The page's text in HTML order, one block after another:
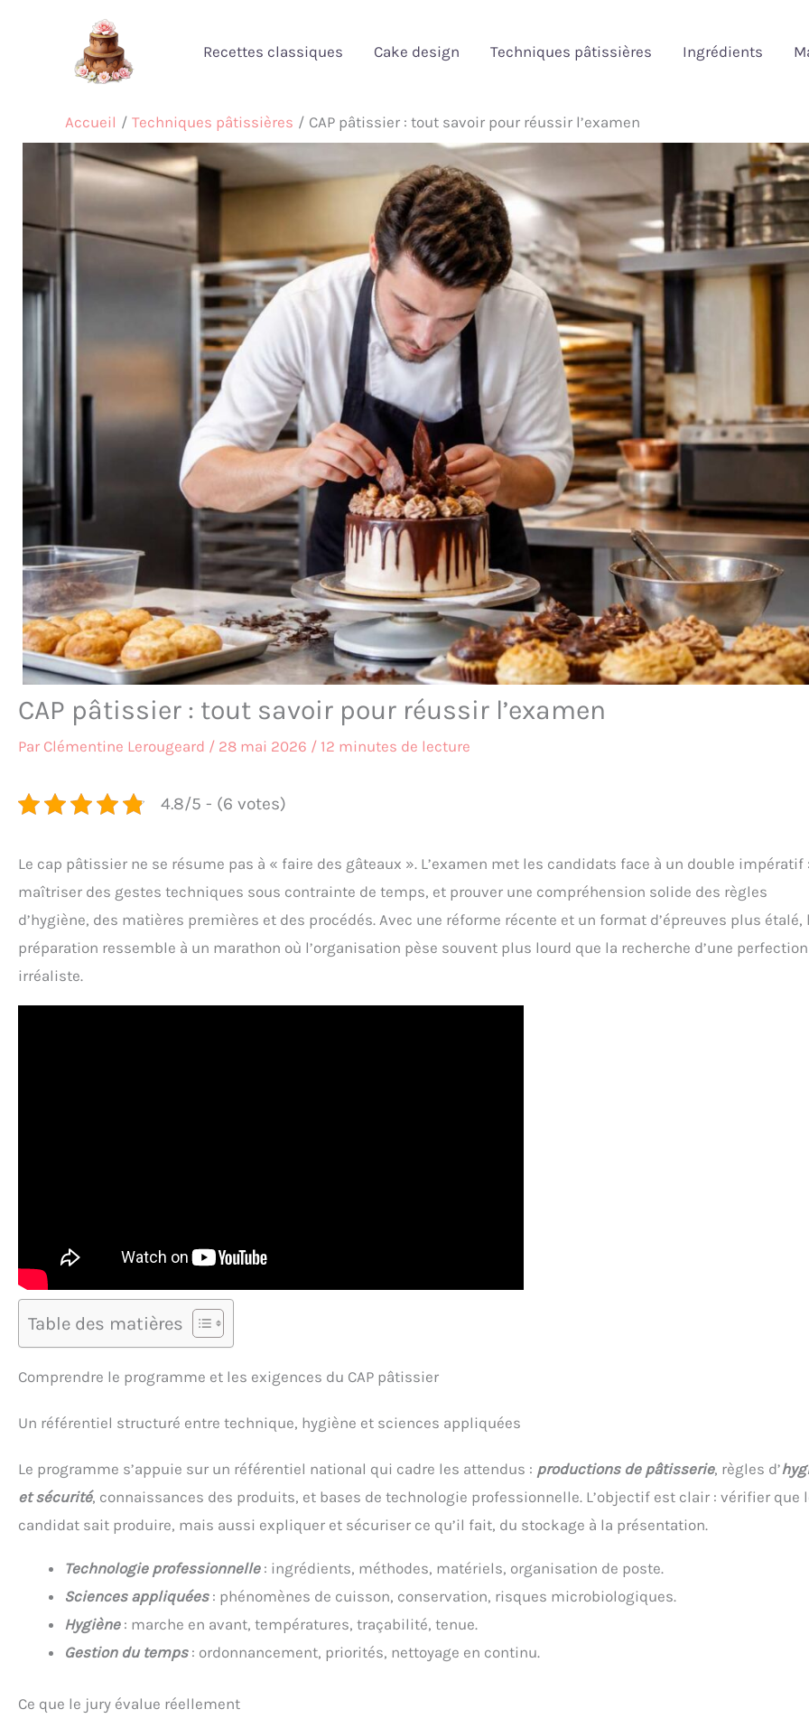
Recettes classiques Cake design Techniques pâtissières Ingrédients
Accueil Techniques pâtissières CAP pâtissier : tout savoir pour réussir l’examen
CAP pâtissier : tout savoir pour réussir l’examen
Par Clémentine Lerougeard / 28 mai 2026 / 12 minutes de lecture
4.8/5 - (6 votes)
Le cap pâtissier ne se résume pas à « faire des gâteaux ». L’examen met les candidats face à un double impératif :
maîtriser des gestes techniques sous contrainte de temps, et prouver une compréhension solide des règles
d’hygiène, des matières premières et des procédés. Avec une réforme récente et un format d’épreuves plus étalé,
préparation ressemble à un marathon où l’organisation pèse souvent plus lourd que la recherche d’une perfection
irréaliste.
Table des matières
Comprendre le programme et les exigences du CAP pâtissier
Un référentiel structuré entre technique, hygiène et sciences appliquées
Le programme s’appuie sur un référentiel national qui cadre les attendus : productions de pâtisserie, règles d’
et sécurité, connaissances des produits, et bases de technologie professionnelle. L’objectif est clair : vérifier que
candidat sait produire, mais aussi expliquer et sécuriser ce qu’il fait, du stockage à la présentation.
Technologie professionnelle: ingrédients, méthodes, matériels, organisation de poste.
Sciences appliquées: phénomènes de cuisson, conservation, risques microbiologiques.
Hygiène: marche en avant, températures, traçabilité, tenue.
Gestion du temps: ordonnancement, priorités, nettoyage en continu.
Ce que le jury évalue réellement